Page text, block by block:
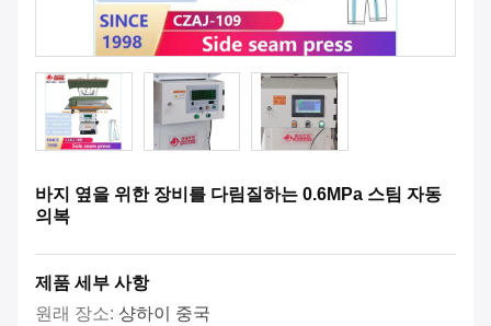
바지 옆을 위한 장비를 다림질하는 0.6MPa 스팀 자동
의복
제품 세부 사항
원래 장소: 샹하이 중국